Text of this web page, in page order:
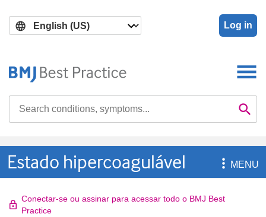
main
search
Log in

Estado hipercoagulável MENU
Conectar-se ou assinar para acessar todo o BMJ Best
Practice